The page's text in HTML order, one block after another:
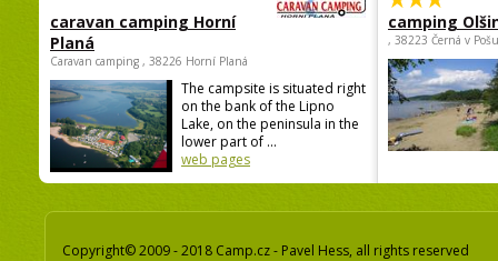
caravan camping Horní
Planá
Caravan camping , 38226 Horní Planá
The campsite is situated right
on the bank of the Lipno
Lake, on the peninsula in the
lower part of ...
web pages
camping
, 38223 Černá v
Copyright© 2009 - 2018 Camp.cz - Pavel Hess, all rights reserved